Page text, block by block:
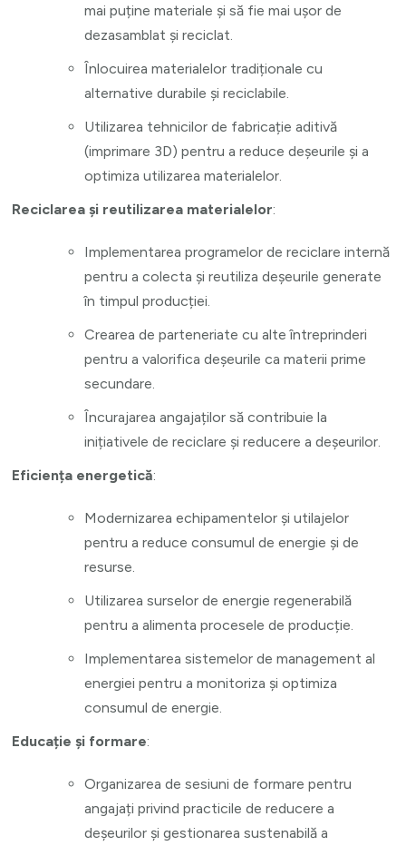
mai puține materiale și să fie mai ușor de
dezasamblat și reciclat.
Înlocuirea materialelor tradiționale cu
alternative durabile și reciclabile.
Utilizarea tehnicilor de fabricație aditivă
(imprimare 3D) pentru a reduce deșeurile și a
optimiza utilizarea materialelor.
Reciclarea și reutilizarea materialelor:
Implementarea programelor de reciclare internă
pentru a colecta și reutiliza deșeurile generate
în timpul producției.
Crearea de parteneriate cu alte întreprinderi
pentru a valorifica deșeurile ca materii prime
secundare.
Încurajarea angajaților să contribuie la
inițiativele de reciclare și reducere a deșeurilor.
Eficiența energetică:
Modernizarea echipamentelor și utilajelor
pentru a reduce consumul de energie și de
resurse.
Utilizarea surselor de energie regenerabilă
pentru a alimenta procesele de producție.
Implementarea sistemelor de management al
energiei pentru a monitoriza și optimiza
consumul de energie.
Educație și formare:
Organizarea de sesiuni de formare pentru
angajați privind practicile de reducere a
deșeurilor și gestionarea sustenabilă a